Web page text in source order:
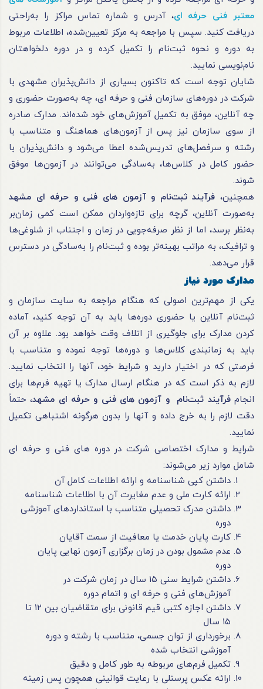
معتبر فنی حرفه ای، آدرس و شماره تماس مراکز را به‌راحتی
دریافت کنید. سپس با مراجعه به مرکز تعیین‌شده، اطلاعات مربوط
به دوره و نحوه ثبت‌نام را تکمیل کرده و در دوره دلخواهتان
نام‌نویسی نمایید.
شایان توجه است که تاکنون بسیاری از دانش‌پذیران مشهدی با
شرکت در دوره‌های سازمان فنی و حرفه ای، چه به‌صورت حضوری و
چه آنلاین، موفق به تکمیل آموزش‌های خود شده‌اند. مدارک صادره
از سوی سازمان نیز پس از آزمون‌های هماهنگ و متناسب با
رشته و سرفصل‌های تدریس‌شده اعطا می‌شود و دانش‌پذیران با
حضور کامل در کلاس‌ها، به‌سادگی می‌توانند در آزمون‌ها موفق
شوند.
همچنین، فرآیند ثبت‌نام و آزمون های فنی و حرفه ای مشهد
به‌صورت آنلاین، گرچه برای تازه‌واردان ممکن است کمی زمان‌بر
به‌نظر برسد، اما از نظر صرفه‌جویی در زمان و اجتناب از شلوغی‌ها
و ترافیک، به مراتب بهینه‌تر بوده و ثبت‌نام را به‌سادگی در دسترس
قرار می‌دهد.
مدارک مورد نیاز
یکی از مهم‌ترین اصولی که هنگام مراجعه به سایت سازمان و
ثبت‌نام آنلاین یا حضوری دوره‌ها باید به آن توجه کنید، آماده
کردن مدارک برای جلوگیری از اتلاف وقت خواهد بود. علاوه بر آن
باید به زمانبندی کلاس‌ها و دوره‌ها توجه نموده و متناسب با
فرصتی که در اختیار دارید و شرایط خود، آنها را انتخاب نمایید.
لازم به ذکر است که در هنگام ارسال مدارک یا تهیه فرم‌ها برای
انجامفرآیند ثبت‌نام و آزمون های فنی و حرفه ای مشهد، حتماً
دقت لازم را به خرج داده و آنها را بدون هرگونه اشتباهی تکمیل
نمایید.
شرایط و مدارک اختصاصی شرکت در دوره های فنی و حرفه ای
شامل موارد زیر می‌شوند:
داشتن کپی شناسنامه و ارائه اطلاعات کامل آن
ارائه کارت ملی و عدم مغایرت آن با اطلاعات شناسنامه
داشتن مدرک تحصیلی متناسب با استانداردهای آموزشی
دوره
کارت پایان خدمت یا معافیت از سمت آقایان
عدم مشمول بودن در زمان برگزاری آزمون نهایی پایان
دوره
داشتن شرایط سنی ۱۵ سال در زمان شرکت در
آموزش‌های فنی و حرفه ای و اتمام دوره
داشتن اجازه کتبی قیم قانونی برای متقاضیان بین ۱۲ تا
۱۵ سال
برخورداری از توان جسمی، متناسب با رشته و دوره
آموزشی انتخاب شده
تکمیل فرم‌های مربوطه به طور کامل و دقیق
ارائه عکس پرسنلی با رعایت قوانینی همچون پس زمینه